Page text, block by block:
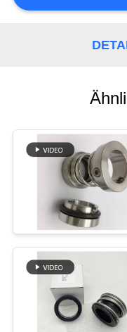
SITEMAP
PRIVACY
POLICY